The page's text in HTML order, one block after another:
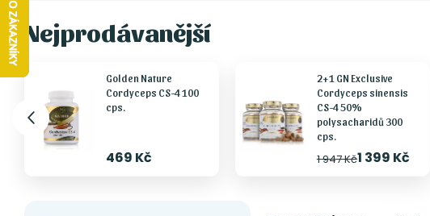
Nejprodávanější
Golden Nature
Cordyceps CS-4 100
cps.
469 Kč
2+1 GN Exclusive
Cordyceps sinensis
CS-4 50%
polysacharidů 300
cps.
1 947 Kč1 399 Kč